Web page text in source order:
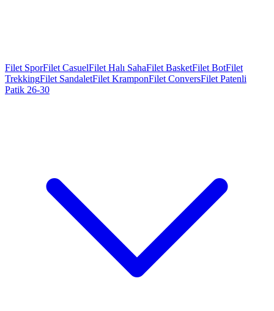
Filet SporFilet CasuelFilet Halı SahaFilet BasketFilet BotFilet
TrekkingFilet SandaletFilet KramponFilet ConversFilet Patenli
Patik 26-30